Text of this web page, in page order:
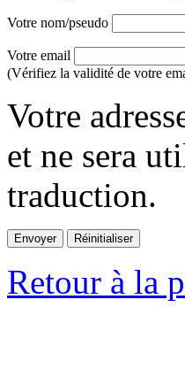
Votre nom/pseudo
Votre email
(Vérifiez la validité de votre
Votre
et ne sera
traduction.
Retour à la